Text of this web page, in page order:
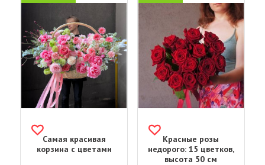
Самая красивая
корзина с цветами
Красные розы
недорого: 15 цветков,
высота 50 см